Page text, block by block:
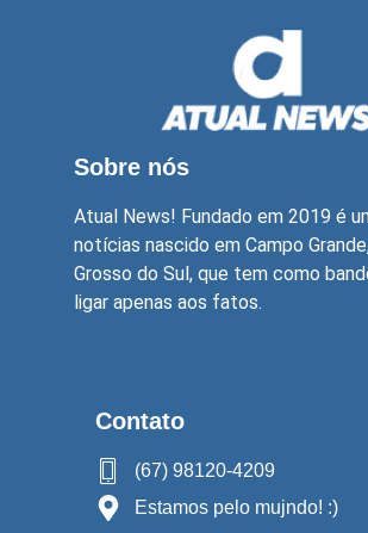
Sobre nós
Atual News! Fundado em 2019 é
notícias nascido em Campo
Grosso do Sul, que tem como
ligar apenas aos fatos.
Contato
(67) 98120-4209
Estamos pelo mujndo! :)